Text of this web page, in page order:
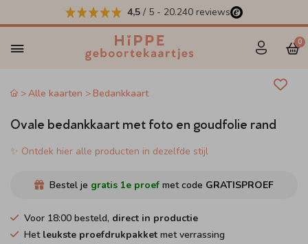
4,5 / 5 - 20.240 reviews
0
Alle kaarten Bedankkaart
Ovale bedankkaart met foto en goudfolie rand
✨ Ontdek hier alle producten in dezelfde stijl
Bestel je gratis 1e proef met code GRATISPROEF
Voor 18:00 besteld, direct in productie
Het leukste proefdrukpakket met verrassing